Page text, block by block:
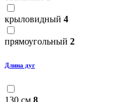
крыловидный 4
прямоугольный 2
Длина дуг
130 см 8